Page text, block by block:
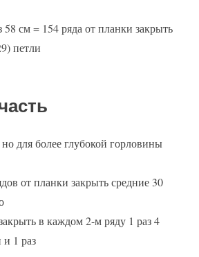
58 см = 154 ряда от планки закрыть
петли
для более глубокой горловины
от планки закрыть средние 30
в каждом 2-м ряду 1 раз 4
и 1 раз